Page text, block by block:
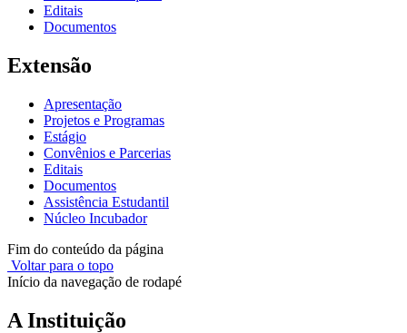
Editais
Documentos
Extensão
Apresentação
Projetos e Programas
Estágio
Convênios e Parcerias
Editais
Documentos
Assistência Estudantil
Núcleo Incubador
Fim do conteúdo da página
Voltar para o topo
Início da navegação de rodapé
A Instituição